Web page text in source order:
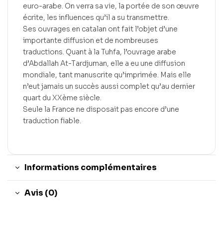
euro-arabe. On verra sa vie, la portée de son œuvre
écrite, les influences qu’il a su transmettre.
Ses ouvrages en catalan ont fait l’objet d’une
importante diffusion et de nombreuses
traductions. Quant à la Tuhfa, l’ouvrage arabe
d’Abdallah At-Tardjuman, elle a eu une diffusion
mondiale, tant manuscrite qu’imprimée. Mais elle
n’eut jamais un succès aussi complet qu’au dernier
quart du XXème siècle.
Seule la France ne disposait pas encore d’une
traduction fiable.
Informations complémentaires
Avis (0)